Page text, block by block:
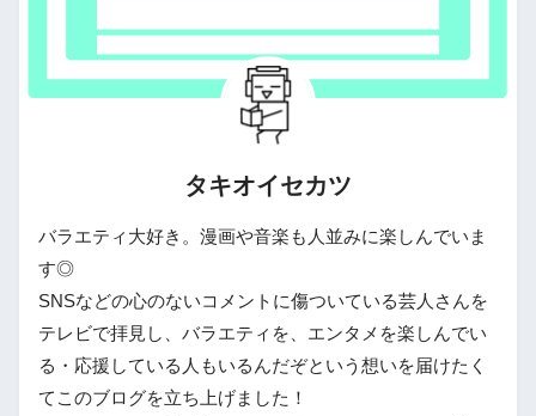
タキオイセカツ
バラエティ大好き。漫画や音楽も人並みに楽しんでいま
す◎
SNSなどの心のないコメントに傷ついている芸人さんを
テレビで拝見し、バラエティを、エンタメを楽しんでい
る・応援している人もいるんだぞという想いを届けたく
てこのブログを立ち上げました！